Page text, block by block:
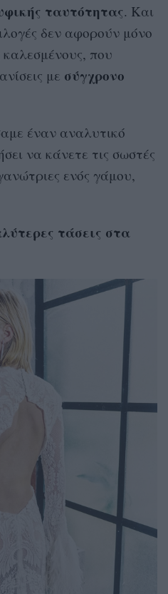
ταυτότητας. Και
δεν αφορούν μόνο
που
με σύγχρονο
έναν αναλυτικό
να κάνετε τις σωστές
ενός γάμου,
τάσεις στα